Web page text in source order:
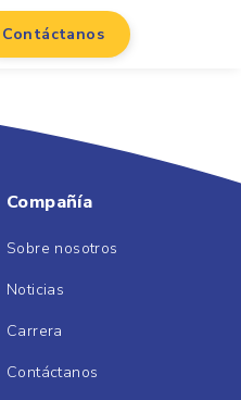
Contáctanos
Compañía
Sobre nosotros
Noticias
Carrera
Contáctanos